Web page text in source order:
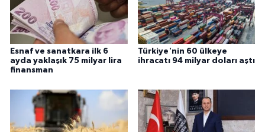
Esnaf ve sanatkara ilk 6
ayda yaklaşık 75 milyar lira
finansman
Türkiye'nin 60 ülkeye
ihracatı 94 milyar doları aştı